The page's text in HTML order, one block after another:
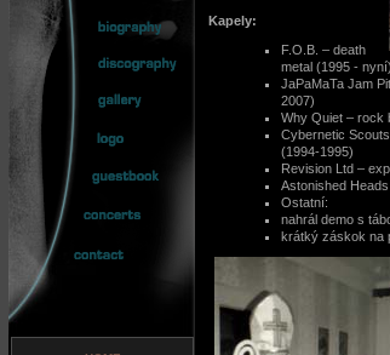
Kapely:
F.O.B. – death
metal (1995 - nyní)
JaPaMaTa Jam
2007)
Why Quiet – rock
Cybernetic
(1994-1995)
Revision Ltd –
Astonished
Ostatní:
nahrál demo s
krátký záskok na